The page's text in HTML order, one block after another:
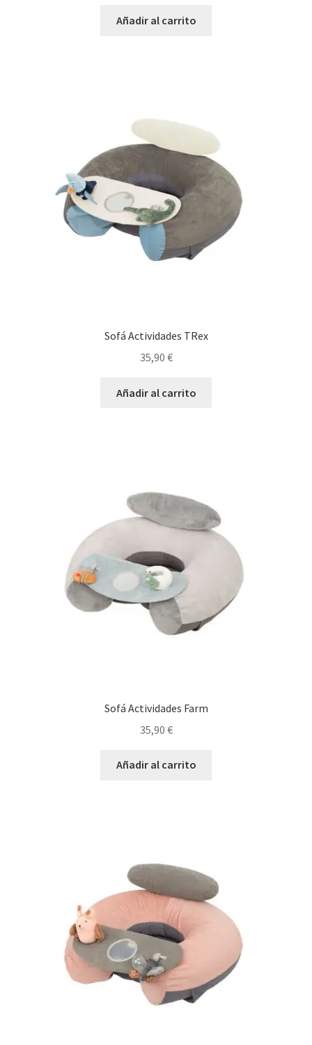
Añadir al carrito
Sofá Actividades TRex
35,90 €
Añadir al carrito
Sofá Actividades Farm
35,90 €
Añadir al carrito